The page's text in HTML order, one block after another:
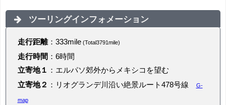
ツーリングインフォメーション
走行距離：333mile(Total3791mile)
走行時間 ：6時間
立寄地１ ：エルパソ郊外からメキシコを望む
立寄地２ ：リオグランデ川沿い絶景ルート478号線 G-
map